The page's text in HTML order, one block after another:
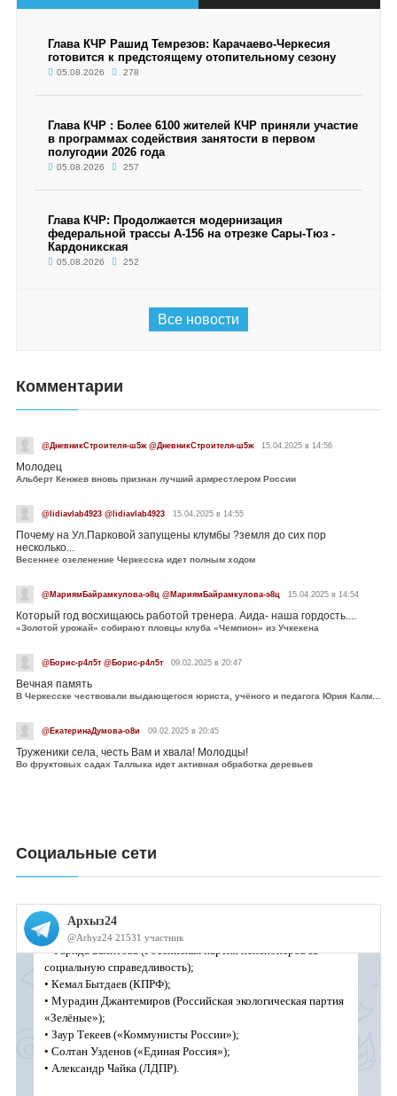
Глава КЧР Рашид Темрезов: Карачаево-Черкесия
готовится к предстоящему отопительному сезону
05.08.2026 278
Глава КЧР : Более 6100 жителей КЧР приняли участие
в программах содействия занятости в первом
полугодии 2026 года
05.08.2026 257
Глава КЧР: Продолжается модернизация
федеральной трассы А-156 на отрезке Сары-Тюз -
Кардоникская
05.08.2026 252
Все новости
Комментарии
@ДневникСтроителя-ш5ж @ДневникСтроителя-ш5ж 15.04.2025 в 14:56
Молодец
Альберт Кенжев вновь признан лучший армрестлером России
@lidiavlab4923 @lidiavlab4923 15.04.2025 в 14:55
Почему на Ул.Парковой запущены клумбы ?земля до сих пор
несколько...
Весеннее озеленение Черкесска идет полным ходом
@МариямБайрамкулова-э8ц @МариямБайрамкулова-э8ц 15.04.2025 в 14:54
Который год восхищаюсь работой тренера. Аида- наша гордость....
«Золотой урожай» собирают пловцы клуба «Чемпион» из Учкекена
@Борис-р4л5т @Борис-р4л5т 09.02.2025 в 20:47
Вечная память
В Черкесске чествовали выдающегося юриста, учёного и педагога Юрия Калмыкова
@ЕкатеринаДумова-о8и 09.02.2025 в 20:45
Труженики села, честь Вам и хвала! Молодцы!
Во фруктовых садах Таллыка идет активная обработка деревьев
Социальные сети